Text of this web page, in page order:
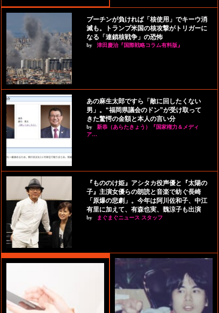
プーチンが負ければ「核使用」でキーウ消
滅も。トランプ米国の核攻撃がトリガーに
なる「連鎖核戦争」の恐怖
by 津田慶治『国際戦略コラム有料版』
あの麻生太郎ですら「敵に回したくない
男」。“福岡県議会のドン”が受け取って
きた驚愕の金額と本人の言い分
by
新恭（あらたきょう）『国家権力＆メディ
ア…
『もののけ姫』アシタカ役声優と『太陽の
子』主演女優らの朗読と音楽で紡ぐ長崎
「原爆の悲劇」。今年は阿川佐和子、中江
有里に加えて、有森也実、魏涼子も出演
by まぐまぐニュース スタッフ